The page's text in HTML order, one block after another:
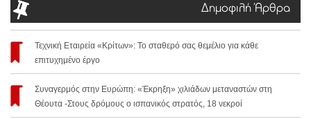
Δημοφιλή Άρθρα
Τεχνική Εταιρεία «Κρίτων»: Το σταθερό σας θεμέλιο για κάθε
επιτυχημένο έργο
Συναγερμός στην Ευρώπη: «Έκρηξη» χιλιάδων μεταναστών στη
Θέουτα -Στους δρόμους ο ισπανικός στρατός, 18 νεκροί